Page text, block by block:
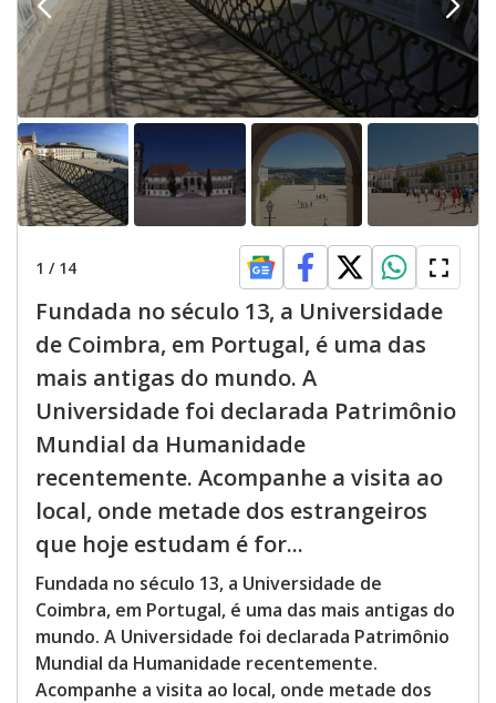
1 / 14
Fundada no século 13, a Universidade
de Coimbra, em Portugal, é uma das
mais antigas do mundo. A
Universidade foi declarada Patrimônio
Mundial da Humanidade
recentemente. Acompanhe a visita ao
local, onde metade dos estrangeiros
que hoje estudam é for...
Fundada no século 13, a Universidade de
Coimbra, em Portugal, é uma das mais antigas do
mundo. A Universidade foi declarada Patrimônio
Mundial da Humanidade recentemente.
Acompanhe a visita ao local, onde metade dos